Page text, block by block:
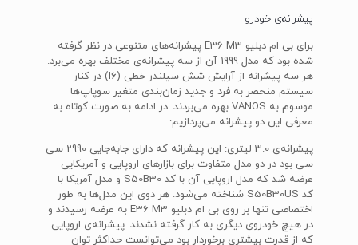
پیشرانه‌ی خودرو
برای بی ام دبلیو E36 M3 پیشرانه‌های متنوعی در نظر گرفته
شده بود که مدل 1999 آن از سه پیشرانه‌ی مختلف بهره می‌برد.
هر سه پیشرانه از آرایش شش سیلندر خطی (I6) در کنار
سیستم منحصر به فرد و جدید زمان‌بندی متغیر سوپاپ‌ها
موسوم به VANOS بهره می‌بردند. در ادامه به صورت کوتاه به
معرفی این دو پیشرانه می‌پردازیم:
پیشرانه‌ی 3.0 لیتری: این پیشرانه که دارای جابه‌جایی 2990 سی
سی بود در دو مدل متفاوت برای بازارهای اروپایی و آمریکایی
عرضه شد که مدل اروپایی آن با کد S50B30 و مدل آمریکا با
کد S50B30US شناخته می‌شود. هر دوی این مدل‌ها به طور
اختصاصی تنها بر روی بی ام دبلیو E36 M3 به عرضه رسیدند و
در هیچ خودروی دیگری به کار گرفته نشدند. پیشرانه‌ی اروپایی
که از قدرت بیشتری برخوردار بود می‌توانست حداکثر توان